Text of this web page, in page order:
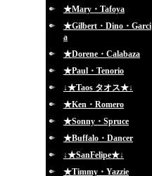
★Mary・Tafoya
★Gilbert・Dino・Garci
a
★Dorene・Calabaza
★Paul・Tenorio
↓★Taos タオス★↓
★Ken・Romero
★Sonny・Spruce
★Buffalo・Dancer
↓★SanFelipe★↓
★Timmy・Yazzie